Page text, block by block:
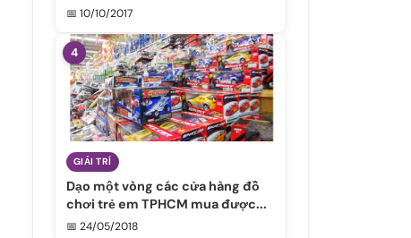
📅 10/10/2017
4
GIẢI TRÍ
Dạo một vòng các cửa hàng đồ
chơi trẻ em TPHCM mua được...
📅 24/05/2018